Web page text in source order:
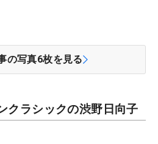
の写真6枚を見る
ラシックの渋野日向子